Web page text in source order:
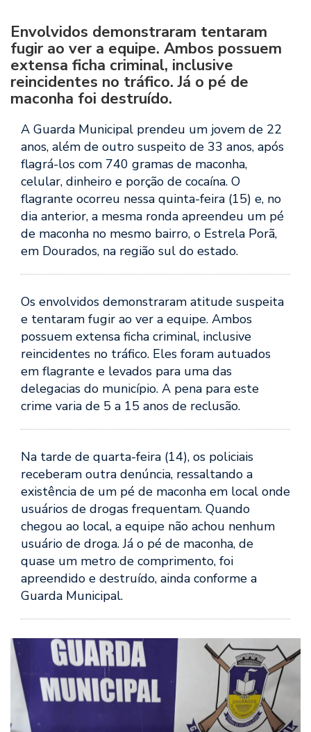
Envolvidos demonstraram tentaram
fugir ao ver a equipe. Ambos possuem
extensa ficha criminal, inclusive
reincidentes no tráfico. Já o pé de
maconha foi destruído.
A Guarda Municipal prendeu um jovem de 22
anos, além de outro suspeito de 33 anos, após
flagrá-los com 740 gramas de maconha,
celular, dinheiro e porção de cocaína. O
flagrante ocorreu nessa quinta-feira (15) e, no
dia anterior, a mesma ronda apreendeu um pé
de maconha no mesmo bairro, o Estrela Porã,
em Dourados, na região sul do estado.
Os envolvidos demonstraram atitude suspeita
e tentaram fugir ao ver a equipe. Ambos
possuem extensa ficha criminal, inclusive
reincidentes no tráfico. Eles foram autuados
em flagrante e levados para uma das
delegacias do município. A pena para este
crime varia de 5 a 15 anos de reclusão.
Na tarde de quarta-feira (14), os policiais
receberam outra denúncia, ressaltando a
existência de um pé de maconha em local onde
usuários de drogas frequentam. Quando
chegou ao local, a equipe não achou nenhum
usuário de droga. Já o pé de maconha, de
quase um metro de comprimento, foi
apreendido e destruído, ainda conforme a
Guarda Municipal.